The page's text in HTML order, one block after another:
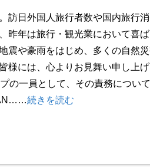
訪日外国人旅行者数や国内旅行
昨年は旅行・観光業において喜
震や豪雨をはじめ、多くの自然
様には、心よりお見舞い申し上
の一員として、その責務につい
続きを読む